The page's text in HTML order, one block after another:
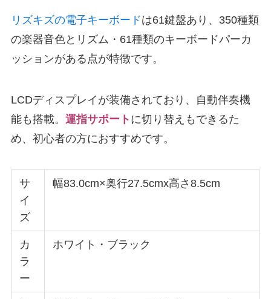
リズキズの電子キーボードは61鍵盤あり、350種類
の楽器音色とリズム・61種類のキーボードパーカ
ッションがある点が特徴です。
LCDディスプレイが装備されており、自動伴奏機
能も搭載。 運指サポート に切り替えもできるた
め、初心者の方におすすめです。
サ
イ
ズ
幅83.0cm×奥行27.5cmx高さ8.5cm
カ
ラ
ー
ホワイト・ブラック